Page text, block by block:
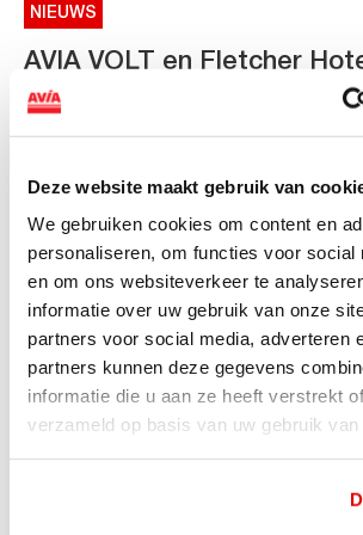
Deze website maakt gebruik van
We gebruiken cookies om content en
personaliseren, om functies voor social
en om ons websiteverkeer te
informatie over uw gebruik van onze
partners voor social media, adverteren
partners kunnen deze gegevens
informatie die u aan ze heeft verstrekt
verzameld op basis van uw gebruik
NIEUWS
AVIA VOLT en Fletcher
landelijke uitrol van DC-
van DC-snellaadinfrastructuur AVIA
Lees verder